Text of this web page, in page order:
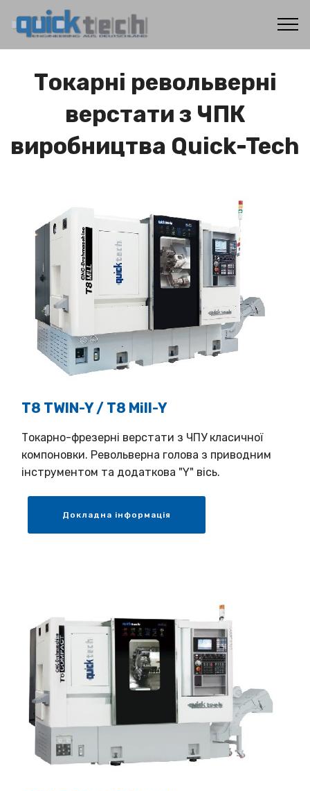
Токарні револьверні
верстати з ЧПК
виробництва Quick-Tech
T8 TWIN-Y / T8 Mill-Y
Токарно-фрезерні верстати з ЧПУ класичної
компоновки. Револьверна голова з приводним
інструментом та додаткова "Y" вісь.
Докладна інформація